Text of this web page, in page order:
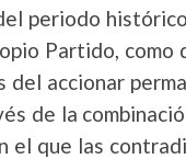
periodo
Partido, como
del accionar
de la
el que las